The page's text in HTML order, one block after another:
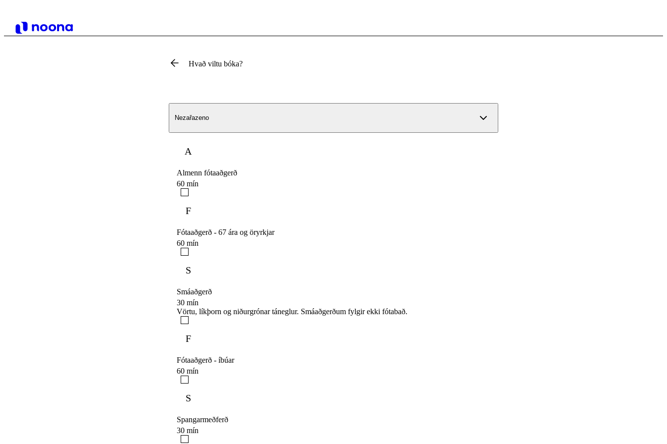
Hvað viltu bóka?
Nezařazeno
A
Almenn fótaaðgerð
60 mín
F
Fótaaðgerð - 67 ára og öryrkjar
60 mín
S
Smáaðgerð
30 mín
Vörtu, líkþorn og niðurgrónar táneglur. Smáaðgerðum fylgir ekki fótabað.
F
Fótaaðgerð - íbúar
60 mín
S
Spangarmeðferð
30 mín